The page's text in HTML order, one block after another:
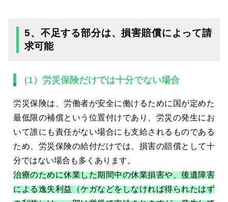
5、不足する部分は、損害賠償によって請
求可能
（1）労災保険だけでは十分でない場合
労災保険は、労働者が安全に働けるために国が定めた
最低限の補償という位置付けであり、労災の発生にお
いて誰にも責任がない場合にも支給されるものである
ため、労災保険の給付だけでは、損害の賠償として十
分ではない場合も多くあります。
治療のために休業した期間中の休業損害や、後遺障害
による逸失利益（ケガなどをしなければ得られたはず